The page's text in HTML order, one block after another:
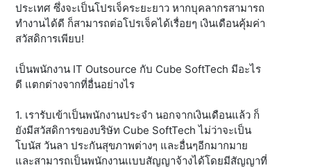
ประเทศ ซึ่งจะเป็นโปรเจ็คระยะยาว หากบุคลากรสามารถ
ทำงานได้ดี ก็สามารถต่อโปรเจ็คได้เรื่อยๆ เงินเดือนคุ้มค่า
สวัสดิการเพียบ!
เป็นพนักงาน IT Outsource กับ Cube SoftTech มีอะไร
ดี แตกต่างจากที่อื่นอย่างไร
1. เรารับเข้าเป็นพนักงานประจำ นอกจากเงินเดือนแล้ว ก็
ยังมีสวัสดิการของบริษัท Cube SoftTech ไม่ว่าจะเป็น
โบนัส วันลา ประกันสุขภาพต่างๆ และอื่นๆอีกมากมาย
และสามารถเป็นพนักงานเเบบสัญญาจ้างได้โดยมีสัญญาที่